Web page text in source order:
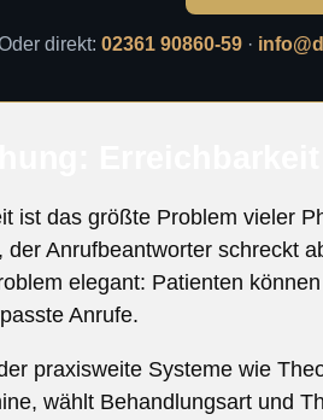
direkt:02361 90860-59 ·
ist das größte Problem vieler
der Anrufbeantworter schreckt
elegant: Patienten
Anrufe.
praxisweite Systeme wie
wählt Behandlungsart und